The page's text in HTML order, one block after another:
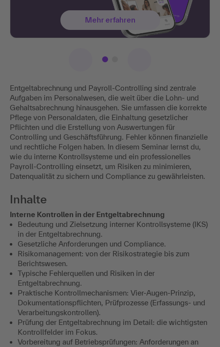
Entgeltabrechnung und Payroll-Controlling sind zentrale
Aufgaben im Personalwesen, die weit über die Lohn- und
Gehaltsabrechnung hinausgehen. Sie umfassen die korrekte
Pflege von Personaldaten, die Einhaltung gesetzlicher
Pflichten und die Erstellung von Auswertungen für
Controlling und Geschäftsführung. Fehler können finanzielle
und rechtliche Folgen haben. In diesem Seminar lernst du,
wie du interne Kontrollsysteme und ein professionelles
Payroll-Controlling einsetzt, um Risiken zu minimieren,
Datenqualität zu sichern und Compliance zu gewährleisten.
Inhalte
Interne Kontrollen in der Entgeltabrechnung
Bedeutung und Zielsetzung interner Kontrollsysteme (IKS)
in der Entgeltabrechnung.
Gesetzliche Anforderungen und Compliance.
Risikomanagement: von der Risikostrategie bis zum
Berichtswesen.
Typische Fehlerquellen und Risiken in der
Entgeltabrechnung.
Praktische Kontrollmechanismen: Vier-Augen-Prinzip,
Dokumentationspflichten, Prüfprozesse (Erfassungs- und
Verarbeitungskontrollen).
Prüfung der Entgeltabrechnung im Detail: die wichtigsten
Kontrollfelder im Fokus.
Vorbereitung auf Betriebsprüfungen: Anforderungen an
Mehr erfahren